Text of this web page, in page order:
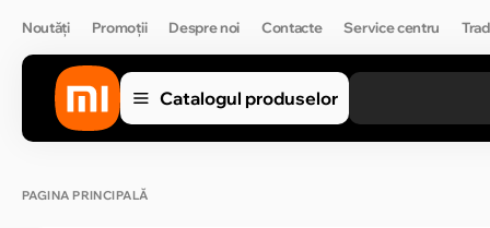
Noutăți Promoții Despre noi Contacte Service centru
Catalogul produselor
PAGINA PRINCIPALĂ